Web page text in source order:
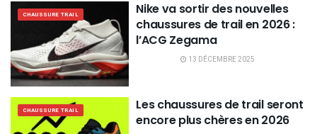
CHAUSSURE TRAIL
Nike va sortir des nouvelles
chaussures de trail en 2026 :
l’ACG Zegama
13 DÉCEMBRE 2025
CHAUSSURE TRAIL
Les chaussures de trail seront
encore plus chères en 2026